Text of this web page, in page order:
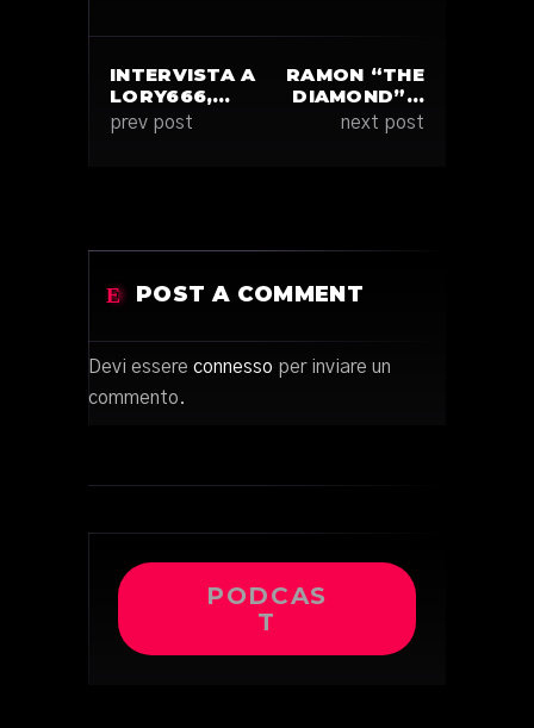
INTERVISTA A
LORY666,…
prev post
RAMON “THE
DIAMOND”…
next post
POST A COMMENT
Devi essere connesso per inviare un
commento.
PODCAS
T